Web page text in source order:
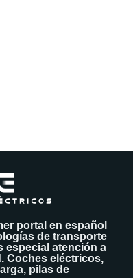
portal en español
de transporte
especial atención a
Coches eléctricos,
pilas de